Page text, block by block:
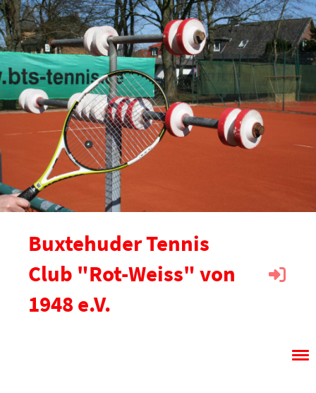
Buxtehuder Tennis
Club "Rot-Weiss" von
1948 e.V.